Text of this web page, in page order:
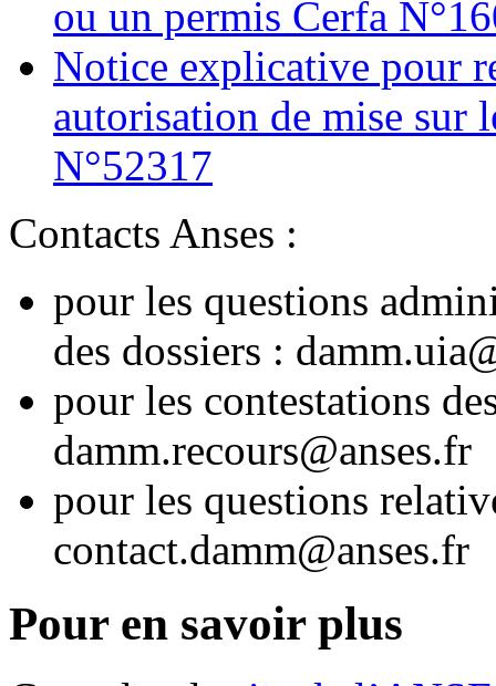
ou un permis Cerfa
Notice explicative pour
autorisation de mise sur
N°52317
Contacts Anses :
pour les questions
des dossiers :
pour les contestations
damm.recours@anses.fr
pour les questions
contact.damm@anses.fr
Pour en savoir plus